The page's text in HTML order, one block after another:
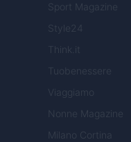
Sport Magazine
Style24
Think.it
Tuobenessere
Viaggiamo
Nonne Magazine
Milano Cortina